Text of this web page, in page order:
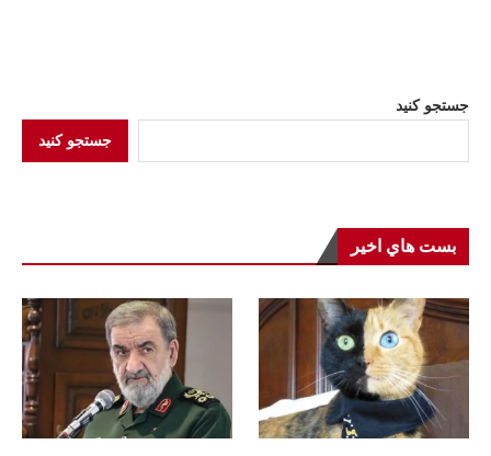
جستجو کنید
جستجو کنید
بست هاي اخير